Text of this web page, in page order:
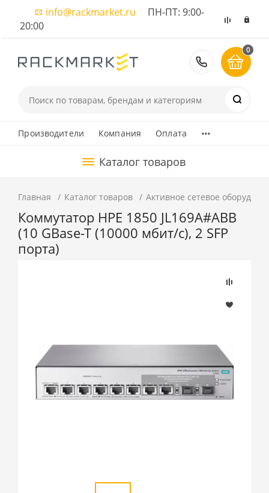
info@rackmarket.ru ПН-ПТ: 9:00-
20:00
8 (495)
0
Производители Компания Оплата ...
Каталог товаров
Главная Каталог товаров Активное сетевое
Коммутатор HPE 1850 JL169A#ABB
(10 GBase-T (10000 мбит/с), 2 SFP
порта)